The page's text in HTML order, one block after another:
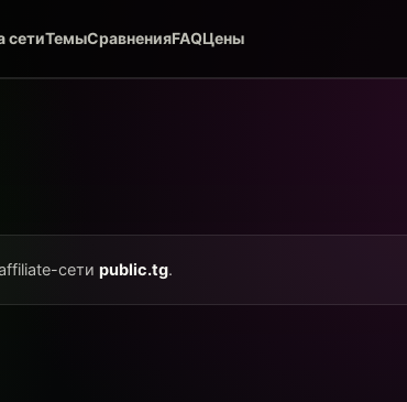
сетиТемыСравненияFAQЦены
сети public.tg.